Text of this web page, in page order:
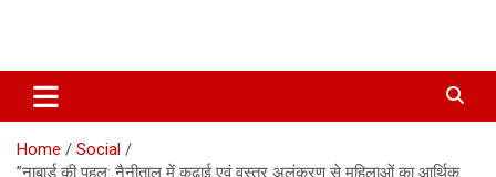
Corbett Halchal (कॉर्बेट हलचल)
Home
Social
​”नाबार्ड की पहल: नैनीताल में कढ़ाई एवं वस्त्र अलंकरण से महिलाओं का आर्थिक